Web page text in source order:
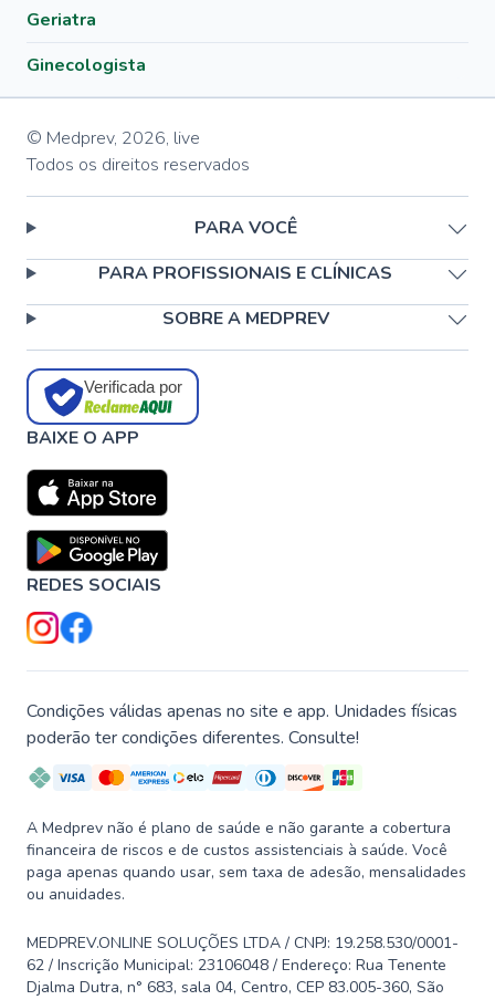
Geriatra
Ginecologista
© Medprev, 2026, live
Todos os direitos reservados
PARA VOCÊ
PARA PROFISSIONAIS E CLÍNICAS
SOBRE A MEDPREV
Verificada por
BAIXE O APP
REDES SOCIAIS
Condições válidas apenas no site e app. Unidades físicas
poderão ter condições diferentes. Consulte!
A Medprev não é plano de saúde e não garante a cobertura
financeira de riscos e de custos assistenciais à saúde. Você
paga apenas quando usar, sem taxa de adesão, mensalidades
ou anuidades.
MEDPREV.ONLINE SOLUÇÕES LTDA / CNPJ: 19.258.530/0001-
62 / Inscrição Municipal: 23106048 / Endereço: Rua Tenente
Djalma Dutra, n° 683, sala 04, Centro, CEP 83.005-360, São